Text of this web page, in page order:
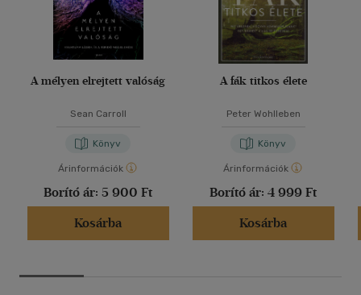
A mélyen elrejtett valóság
Sean Carroll
Könyv
Árinformációk
Borító ár: 5 900 Ft
Kosárba
A fák titkos élete
Peter Wohlleben
Könyv
Árinformációk
Borító ár: 4 999 Ft
Kosárba